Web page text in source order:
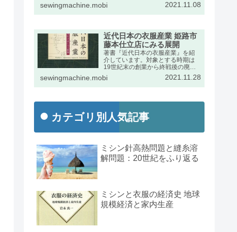
おけるミシンの輸入動向をふま
え、第２部で衣服産業の展開を述
べたものです。出版社のページの
sewingmachine.mobi 2021.11.08
近代日本の衣服産業 姫路市
藤本仕立店にみる展開
著書『近代日本の衣服産業』を紹
介しています。対象とする時期は
19世紀末の創業から終戦後の廃業
までの約半世紀です。兵庫県姫路
市の藤本家文書を手がかりに、近
代日本経済史の発展段階で特異な
しくまとめました。
sewingmachine.mobi 2021.11.28
カテゴリ別人気記事
ミシン針高熱問題と縫糸溶
解問題：20世紀をふり返る
ミシンと衣服の経済史 地球
規模経済と家内生産